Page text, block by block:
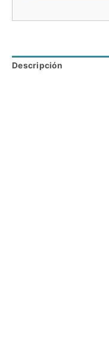
Descripción